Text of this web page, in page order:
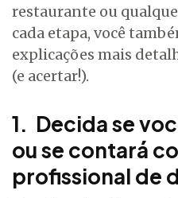
restaurante ou
cada etapa, você
explicações mais
(e acertar!).
1. Decida se
ou se contará
profissional de